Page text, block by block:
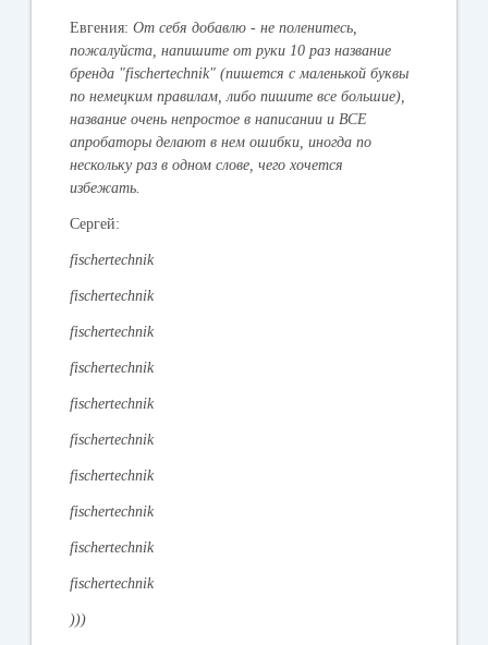
Евгения: От себя добавлю - не поленитесь,
пожалуйста, напишите от руки 10 раз название
бренда "fischertechnik" (пишется с маленькой буквы
по немецким правилам, либо пишите все большие),
название очень непростое в написании и ВСЕ
апробаторы делают в нем ошибки, иногда по
нескольку раз в одном слове, чего хочется
избежать.
Сергей:
fischertechnik
fischertechnik
fischertechnik
fischertechnik
fischertechnik
fischertechnik
fischertechnik
fischertechnik
fischertechnik
fischertechnik
)))